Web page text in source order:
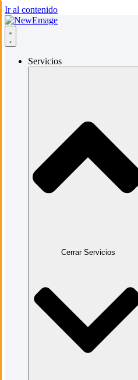
Ir al contenido
Servicios
Cerrar Servicios